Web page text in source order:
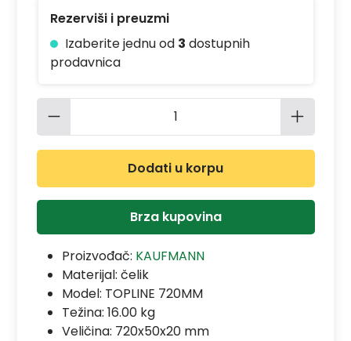
Rezerviši i preuzmi
Izaberite jednu od 3 dostupnih
prodavnica
Količina proizvoda: Unesite
Dodati u korpu
Brza kupovina
Proizvođač: KAUFMANN
Materijal: čelik
Model: TOPLINE 720MM
Težina: 16.00 kg
Veličina: 720x50x20 mm